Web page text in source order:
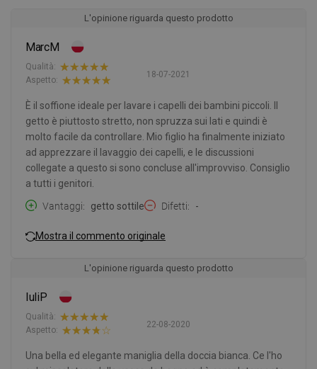
L'opinione riguarda questo prodotto
MarcM
18-07-2021
Qualità:
Aspetto:
È il soffione ideale per lavare i capelli dei bambini piccoli. Il
getto è piuttosto stretto, non spruzza sui lati e quindi è
molto facile da controllare. Mio figlio ha finalmente iniziato
ad apprezzare il lavaggio dei capelli, e le discussioni
collegate a questo si sono concluse all'improvviso. Consiglio
a tutti i genitori.
Vantaggi
getto sottile Difetti -
Mostra il commento originale
L'opinione riguarda questo prodotto
IuliP
22-08-2020
Qualità:
Aspetto:
Una bella ed elegante maniglia della doccia bianca. Ce l'ho